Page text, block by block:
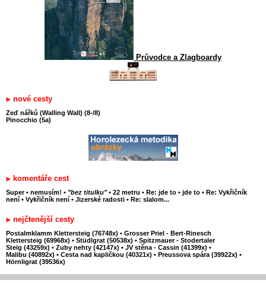
Průvodce a Zlagboardy
nové cesty
Zeď nářků (Walling Wall) (8-/8)
Pinocchio (5a)
komentáře cest
Super • nemusím! • "bez titulku" • 22 metru • Re: jde to • jde to • Re: Vykřičník
není • Vykřičník není • Jizerské radosti • Re: slalom...
nejčtenější cesty
Postalmklamm Klettersteig (76748x) • Grosser Priel - Bert-Rinesch
Klettersteig (69968x) • Stüdlgrat (50538x) • Spitzmauer - Stodertaler
Steig (43259x) • Zuby nehty (42147x) • JV stěna - Cassin (41399x) •
Malibu (40892x) • Cesta nad kapličkou (40321x) • Preussova spára (39922x) •
Hörnligrat (39536x)